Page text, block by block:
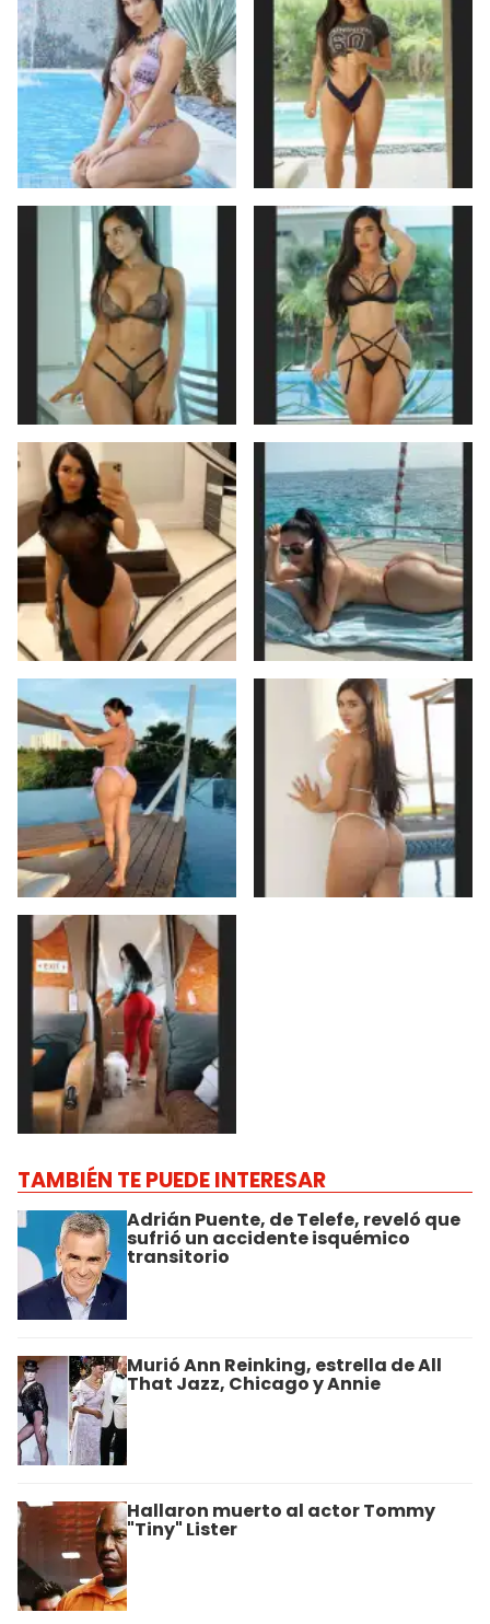
TAMBIÉN TE PUEDE INTERESAR
Adrián Puente, de Telefe, reveló que
sufrió un accidente isquémico
transitorio
Murió Ann Reinking, estrella de All
That Jazz, Chicago y Annie
Hallaron muerto al actor Tommy
"Tiny" Lister